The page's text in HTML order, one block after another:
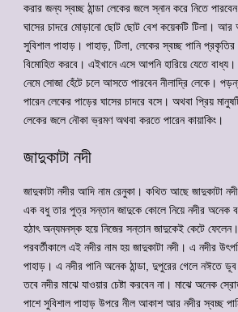
করার জন্য স্বচ্ছ ঠান্ডা লেকের জলে স্নান করে নিতে
ঘাসের চাদরে মোড়ানো ছোট ছোট বেশ কয়েকটি টিলা। আর
সুবিশাল পাহাড়। পাহাড়, টিলা, লেকের স্বচ্ছ পানি
বিমোহিত করবে। এইখানে এসে আপনি হারিয়ে যেতে বাধ্য।
নেমে সোজা হেঁটে চলে আসতে পারবেন নীলাদ্রি লেকে।
পারেন লেকের পাড়ের ঘাসের চাদরে বসে। অথবা প্রিয়
লেকের জলে নৌকা ভ্রমণ অথবা করতে পারেন কায়াকিং।
জাদুকাটা নদী
জাদুকাটা নদীর আদি নাম রেনুকা। কথিত আছে জাদুকাটা
এক বধু তার পুত্র সন্তান জাদুকে কোলে নিয়ে নদীর অনেক
হঠাৎ অন্যমনস্ক হয়ে নিজের সন্তান জাদুকেই কেটে
পরবর্তীকালে এই নদীর নাম হয় জাদুকাটা নদী। এ নদীর
পাহাড়। এ নদীর পানি অনেক ঠান্ডা, দুপুরের গেলে নঈতে
তবে নদীর মাঝে যাওয়ার চেষ্টা করবেন না। মাঝে অনেক
পাশে সুবিশাল পাহাড় উপরে নীল আকাশ আর নদীর স্বচ্ছ